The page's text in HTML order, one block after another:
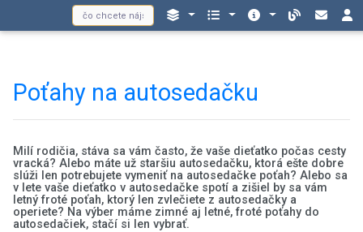
Poťahy na autosedačku
Milí rodičia, stáva sa vám často, že vaše dieťatko počas cesty
vracká? Alebo máte už staršiu autosedačku, ktorá ešte dobre
slúži len potrebujete vymeniť na autosedačke poťah? Alebo sa
v lete vaše dieťatko v autosedačke spotí a zišiel by sa vám
letný froté poťah, ktorý len zvlečiete z autosedačky a
operiete? Na výber máme zimné aj letné, froté poťahy do
autosedačiek, stačí si len vybrať.